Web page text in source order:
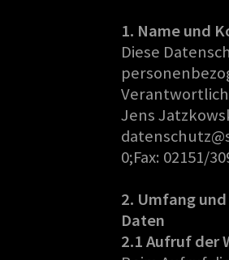
1. Name und
Diese
Jens
0;Fax: 02151/
2. Umfang
Daten
2.1 Aufruf der